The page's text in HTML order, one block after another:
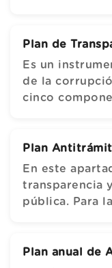
medibles
objetivos
Plan de
Es un
de la
cinco
componente
adicionales.
Plan
En este
transparencia
pública. Para
Alcantarillado,
Plan anual de